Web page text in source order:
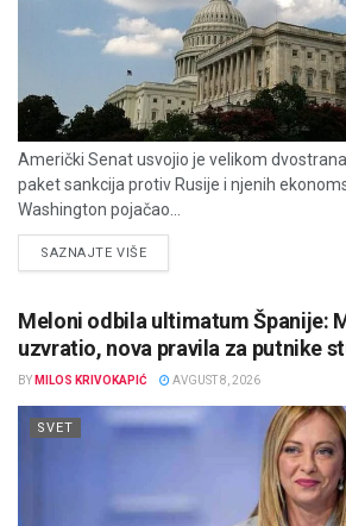
Američki Senat usvojio je velikom
paket sankcija protiv Rusije i njenih
Washington pojačao...
SAZNAJTE VIŠEDETAILS
Meloni odbila ultimatum Španije:
uzvratio, nova pravila za putnike
BY MILOS KRIVOKAPIĆ AVGUST 8, 2026
SVET